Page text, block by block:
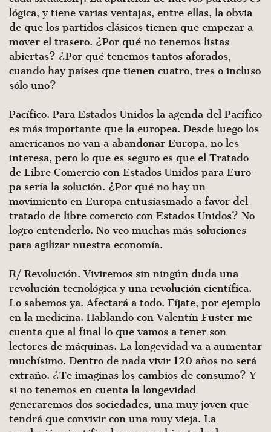
lógica, y tiene varias venta­jas, entre ellas, la obvia
de que los partidos clásicos tienen que empezar a
mover el trasero. ¿Por qué no tenemos listas
abiertas? ¿Por qué tenemos tantos aforados,
cuando hay países que tienen cuatro, tres o incluso
sólo uno?
Pacífico. Para Estados Unidos la agenda del Pacífico
es más importante que la europea. Desde luego los
americanos no van a abandonar Europa, no les
interesa, pero lo que es seguro es que el Tratado
de Libre Comercio con Estados Unidos para Euro­
pa sería la solución. ¿Por qué no hay un
movimiento en Europa entusiasmado a favor del
tratado de libre comercio con Estados Unidos? No
logro entenderlo. No veo muchas más soluciones
para agilizar nuestra economía.
R/ Revolución. Viviremos sin ningún duda una
revolu­ción tecnológica y una revolución científica.
Lo sabemos ya. Afectará a todo. Fíjate, por ejemplo
en la medicina. Hablando con Valentín Fuster me
cuenta que al final lo que vamos a tener son
lectores de máquinas. La longevidad va a aumentar
mu­chísimo. Dentro de nada vivir 120 años no será
extraño. ¿Te imaginas los cambios de consumo? Y
si no tenemos en cuenta la longevidad
generaremos dos sociedades, una muy joven que
tendrá que convivir con una muy vieja. La